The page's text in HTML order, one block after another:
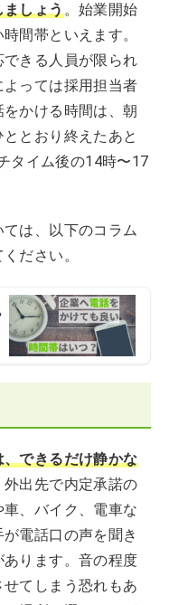
ましょう。始業開始
間帯といえます。
きる人員が限られ
っては採用担当者
かける時間は、朝
とおり終えたあと
タイム後の14時〜17
は、以下のコラム
ださい。
できるだけ静かな
外出先で内定承諾の
、バイク、電車な
電話口の声を聞き
ります。音の程度
てしまう恐れもあ